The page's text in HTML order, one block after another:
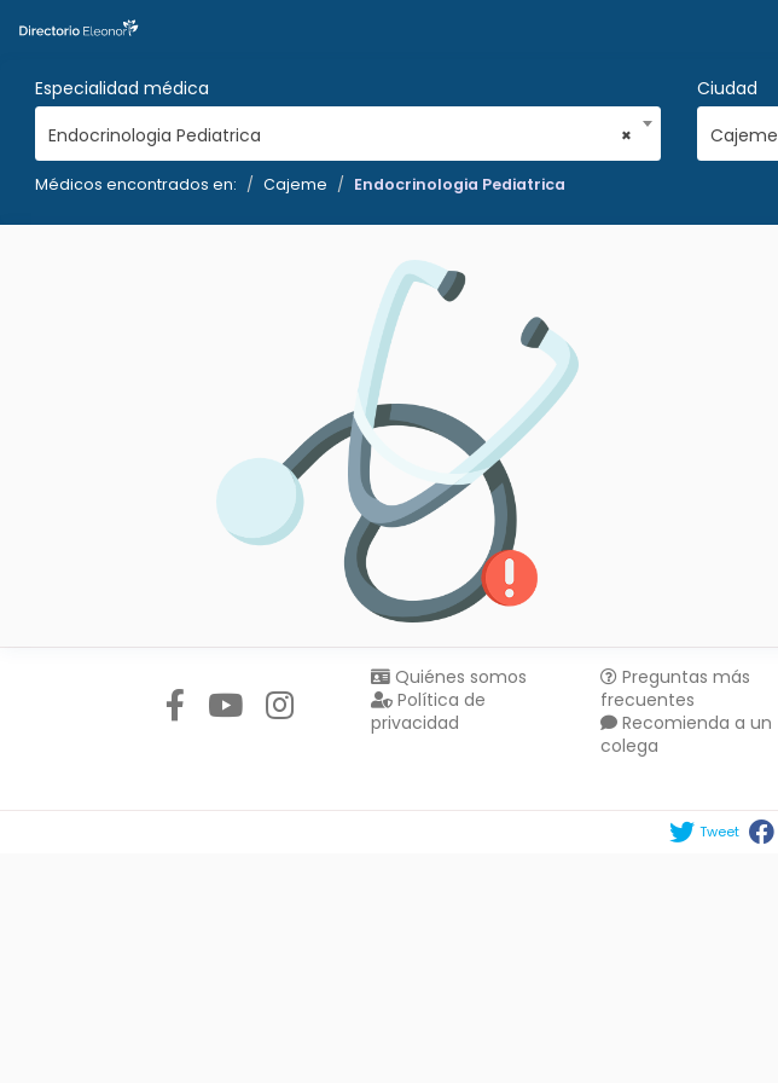
Especialidad médica
×
Endocrinologia Pediatrica
Ciudad
Cajeme
Médicos encontrados en: Cajeme Endocrinologia Pediatrica
Quiénes somos
Política de
privacidad
Preguntas más
frecuentes
Recomienda a un
colega
Tweet